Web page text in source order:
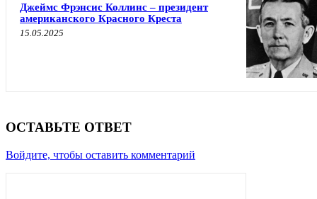
Джеймс Фрэнсис Коллинc – президент
американского Красного Креста
15.05.2025
ОСТАВЬТЕ ОТВЕТ
Войдите, чтобы оставить комментарий